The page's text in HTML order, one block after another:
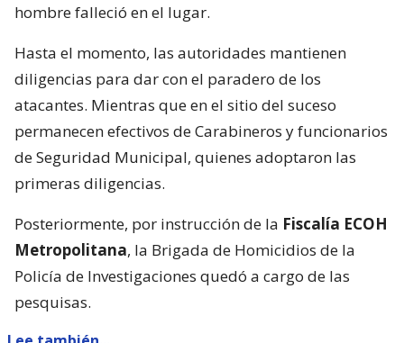
hombre falleció en el lugar.
Hasta el momento, las autoridades mantienen
diligencias para dar con el paradero de los
atacantes. Mientras que en el sitio del suceso
permanecen efectivos de Carabineros y funcionarios
de Seguridad Municipal, quienes adoptaron las
primeras diligencias.
Posteriormente, por instrucción de la Fiscalía ECOH
Metropolitana, la Brigada de Homicidios de la
Policía de Investigaciones quedó a cargo de las
pesquisas.